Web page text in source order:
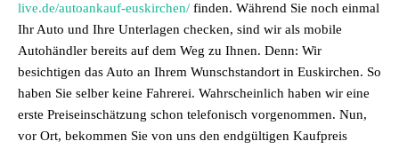
live.de/autoankauf-euskirchen/ finden. Während Sie noch einmal
Ihr Auto und Ihre Unterlagen checken, sind wir als mobile
Autohändler bereits auf dem Weg zu Ihnen. Denn: Wir
besichtigen das Auto an Ihrem Wunschstandort in Euskirchen. So
haben Sie selber keine Fahrerei. Wahrscheinlich haben wir eine
erste Preiseinschätzung schon telefonisch vorgenommen. Nun,
vor Ort, bekommen Sie von uns den endgültigen Kaufpreis